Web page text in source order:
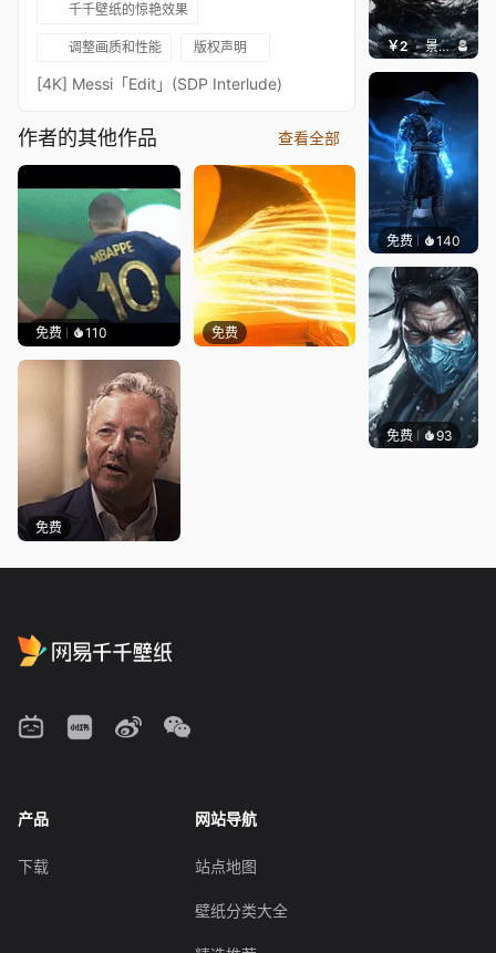
千千壁纸的惊艳效果
调整画质和性能 版权声明
[4K] Messi「Edit」(SDP Interlude)
作者的其他作品 查看全部
免费 110 免费
免费
￥2 景毅6688
免费 140
免费 93 Niara
产品
下载
网站导航
站点地图
壁纸分类大全